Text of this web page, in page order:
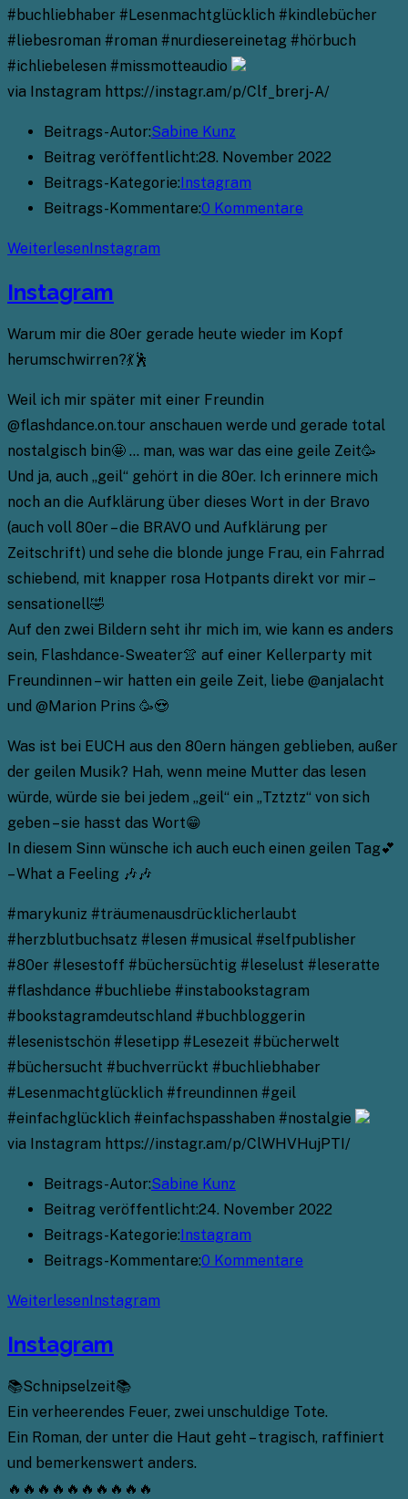
#buchliebhaber #Lesenmachtglücklich #kindlebücher
#liebesroman #roman #nurdiesereinetag #hörbuch
#ichliebelesen #missmotteaudio
via Instagram https://instagr.am/p/Clf_brerj-A/
Beitrags-Autor:Sabine Kunz
Beitrag veröffentlicht:28. November 2022
Beitrags-Kategorie:Instagram
Beitrags-Kommentare:0 Kommentare
WeiterlesenInstagram
Instagram
Warum mir die 80er gerade heute wieder im Kopf
herumschwirren?💃🕺
Weil ich mir später mit einer Freundin
@flashdance.on.tour anschauen werde und gerade total
nostalgisch bin🤩 … man, was war das eine geile Zeit🥳
Und ja, auch „geil“ gehört in die 80er. Ich erinnere mich
noch an die Aufklärung über dieses Wort in der Bravo
(auch voll 80er – die BRAVO und Aufklärung per
Zeitschrift) und sehe die blonde junge Frau, ein Fahrrad
schiebend, mit knapper rosa Hotpants direkt vor mir –
sensationell🤣
Auf den zwei Bildern seht ihr mich im, wie kann es anders
sein, Flashdance-Sweater👚 auf einer Kellerparty mit
Freundinnen – wir hatten ein geile Zeit, liebe @anjalacht
und @Marion Prins 🥳😍
Was ist bei EUCH aus den 80ern hängen geblieben, außer
der geilen Musik? Hah, wenn meine Mutter das lesen
würde, würde sie bei jedem „geil“ ein „Tztztz“ von sich
geben – sie hasst das Wort😁
In diesem Sinn wünsche ich auch euch einen geilen Tag💕
– What a Feeling 🎶🎶
#marykuniz #träumenausdrücklicherlaubt
#herzblutbuchsatz #lesen #musical #selfpublisher
#80er #lesestoff #büchersüchtig #leselust #leseratte
#flashdance #buchliebe #instabookstagram
#bookstagramdeutschland #buchbloggerin
#lesenistschön #lesetipp #Lesezeit #bücherwelt
#büchersucht #buchverrückt #buchliebhaber
#Lesenmachtglücklich #freundinnen #geil
#einfachglücklich #einfachspasshaben #nostalgie
via Instagram https://instagr.am/p/ClWHVHujPTI/
Beitrags-Autor:Sabine Kunz
Beitrag veröffentlicht:24. November 2022
Beitrags-Kategorie: Instagram
Beitrags-Kommentare:0 Kommentare
Weiterlesen Instagram
Instagram
📚Schnipselzeit📚
Ein verheerendes Feuer, zwei unschuldige Tote.
Ein Roman, der unter die Haut geht – tragisch, raffiniert
und bemerkenswert anders.
🔥🔥🔥🔥🔥🔥🔥🔥🔥🔥